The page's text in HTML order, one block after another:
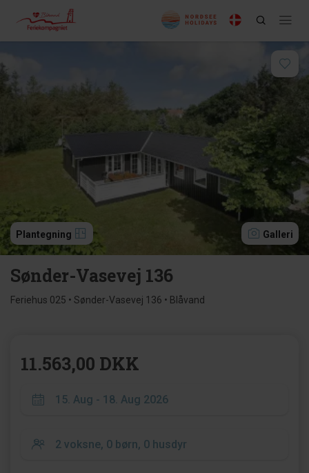
Plantegning Galleri
Sønder-Vasevej 136
Feriehus 025 • Sønder-Vasevej 136 • Blåvand
11.563,00 DKK